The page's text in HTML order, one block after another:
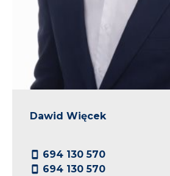
Dawid Więcek
694 130 570
694 130 570